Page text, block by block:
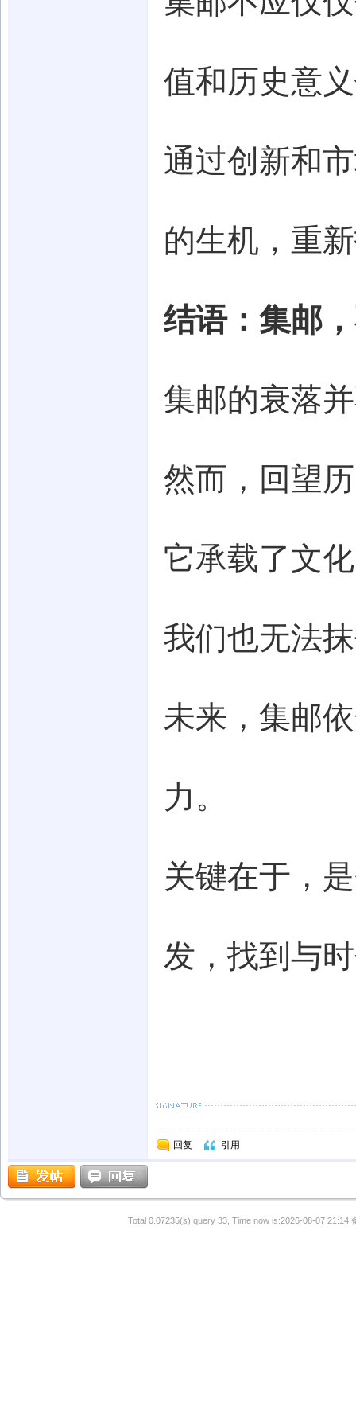
值和历史意
通过创新和
的生机，重
结语：集邮
集邮的衰落
然而，回望
它承载了文
我们也无法
未来，集邮
力。
关键在于，
发，找到与
回复 引用
Total 0.07235(s) query 33, Time now is:2026-08-07 21:14